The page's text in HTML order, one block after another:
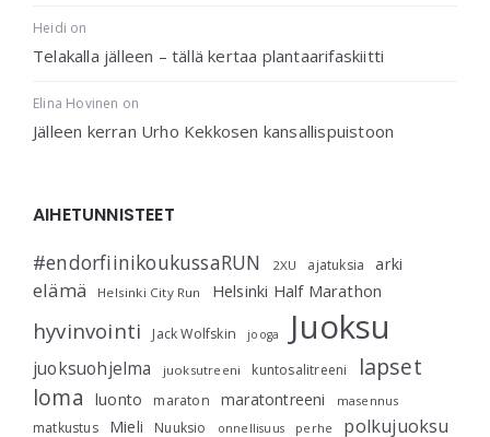
Heidi on
Telakalla jälleen – tällä kertaa plantaarifaskiitti
Elina Hovinen on
Jälleen kerran Urho Kekkosen kansallispuistoon
AIHETUNNISTEET
#endorfiinikoukussaRUN 2XU ajatuksia arki
elämä Helsinki City Run Helsinki Half Marathon
hyvinvointi Jack Wolfskin jooga Juoksu
juoksuohjelma juoksutreeni kuntosalitreeni
lapset
loma
luonto maraton maratontreeni masennus
matkustus Mieli Nuuksio onnellisuus perhe polkujuoksu